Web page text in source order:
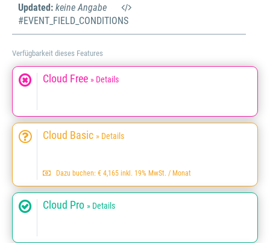
Updated: keine Angabe
#EVENT_FIELD_CONDITIONS
Verfügbarkeit dieses Features
Cloud Free » Details
Cloud Basic » Details
Dazu buchen: € 4,165 inkl. 19% MwSt. / Monat
Cloud Pro » Details